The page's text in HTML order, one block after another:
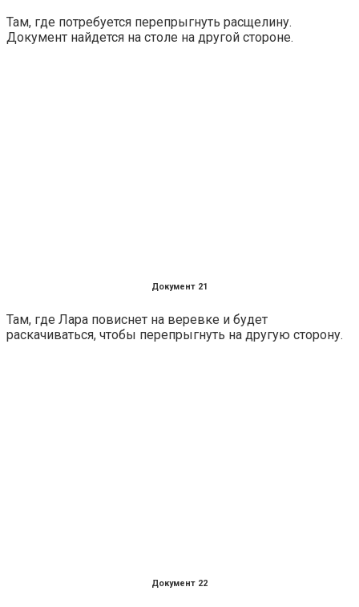
Там, где потребуется перепрыгнуть расщелину.
Документ найдется на столе на другой стороне.
Документ 21
Там, где Лара повиснет на веревке и будет
раскачиваться, чтобы перепрыгнуть на другую сторону.
Документ 22